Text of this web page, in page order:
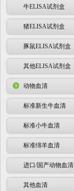
牛ELISA试剂盒
猪ELISA试剂盒
豚鼠ELISA试剂盒
其他ELISA试剂盒
动物血清
标准新生牛血清
标准小牛血清
标准绵羊血清
进口/国产动物血清
其他血清